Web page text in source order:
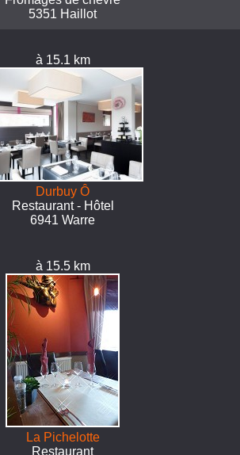
5351 Haillot
à 15.1 km
Durbuy Ô
Restaurant - Hôtel
6941 Warre
à 15.5 km
La Pichelotte
Restaurant